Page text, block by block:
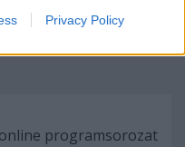
Privacy Policy
programsorozat